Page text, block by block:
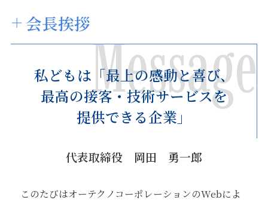
会長挨拶
Message
私どもは「最上の感動と喜び、
最高の接客・技術サービスを
提供できる企業」
代表取締役 岡田 勇一郎
このたびはオーテクノコーポレーションのWebによ